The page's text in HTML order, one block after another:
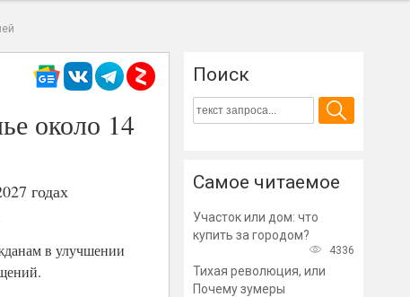
около 14
годах
в улучшении
Поиск
Самое читаемое
Участок или дом: что
купить за городом?
4336
Тихая революция, или
Почему зумеры